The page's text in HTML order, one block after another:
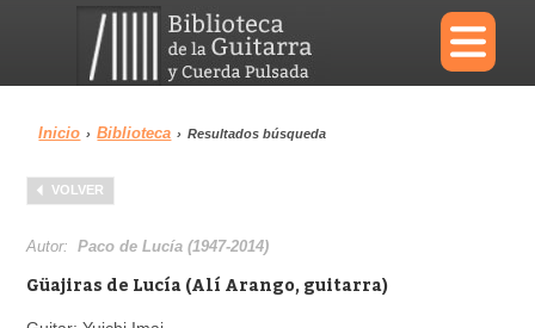
×
Menu
Biblioteca
Inicio › Biblioteca › Resultados búsqueda
VOLVER
Autor:Paco de Lucía (1947-2014)
Güajiras de Lucía (Alí Arango, guitarra)